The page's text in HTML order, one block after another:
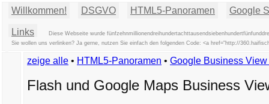
Willkommen! DSGVO HTML5-Panoramen Google
Links
Diese Webseite wurde
Sie wollen uns verlinken? Ja gerne, nutzen Sie einfach den folgenden Code: <a href="http://
zeige alle • HTML5-Panoramen • Google Business
Flash und Google Maps Business